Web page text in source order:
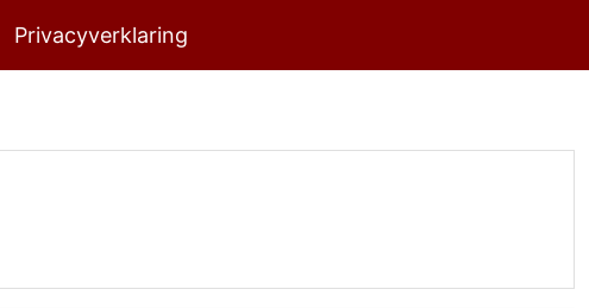
Privacyverklaring